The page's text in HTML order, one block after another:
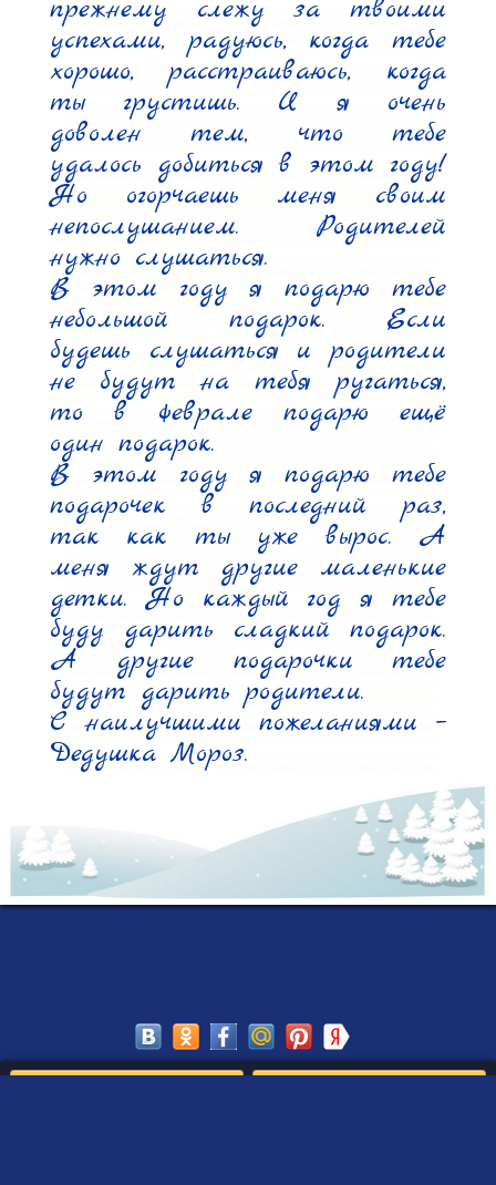
прежнему слежу за твоими
успехами, радуюсь, когда тебе
хорошо, расстраиваюсь, когда
ты грустишь. И я очень
доволен тем, что тебе
удалось добиться в этом году!
Но огорчаешь меня своим
непослушанием. Родителей
нужно слушаться.
В этом году я подарю тебе
небольшой подарок. Если
будешь слушаться и родители
не будут на тебя ругаться,
то в феврале подарю ещё
один подарок.
В этом году я подарю тебе
подарочек в последний раз,
так как ты уже вырос. А
меня ждут другие маленькие
детки. Но каждый год я тебе
буду дарить сладкий подарок.
А другие подарочки тебе
будут дарить родители.
С наилучшими пожеланиями –
Дедушка Мороз.